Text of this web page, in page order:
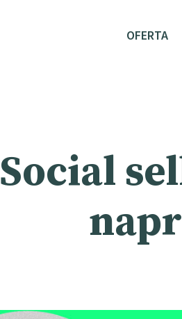
OFERTA
Social